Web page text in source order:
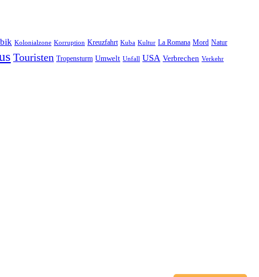
Kolonialzone Korruption Kreuzfahrt Kuba Kultur La Romana Mord Natur
Touristen Tropensturm Umwelt Unfall USA Verbrechen Verkehr